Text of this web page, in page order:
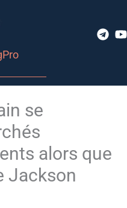
se
alors que
Jackson